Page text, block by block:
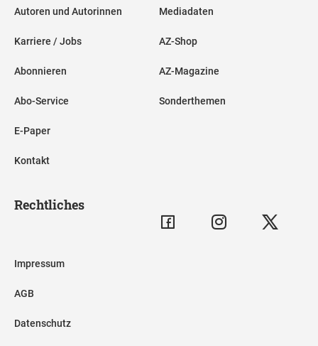
Autoren und Autorinnen
Karriere / Jobs
Abonnieren
Abo-Service
E-Paper
Kontakt
Mediadaten
AZ-Shop
AZ-Magazine
Sonderthemen
Rechtliches
Impressum
AGB
Datenschutz